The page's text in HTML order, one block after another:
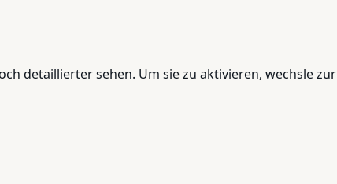
detaillierter sehen. Um sie zu aktivieren, wechsle zur